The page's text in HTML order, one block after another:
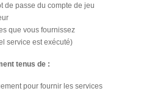
de passe du compte de jeu
que vous fournissez
service est exécuté)
tenus de :
pour fournir les services